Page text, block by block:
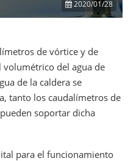
2020/01/28
de vórtice y de
del agua de
de la caldera se
tanto los caudalímetros de
soportar dicha
para el funcionamiento